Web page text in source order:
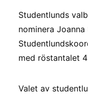
Studentlunds
nominera
med röstantalet
Valet av